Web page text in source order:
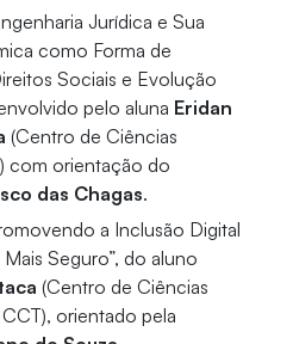
Jurídica e Sua
como Forma de
Sociais e Evolução
pelo aluna Eridan
(Centro de Ciências
com orientação do
das Chagas.
a Inclusão Digital
Seguro”, do aluno
(Centro de Ciências
orientado pela